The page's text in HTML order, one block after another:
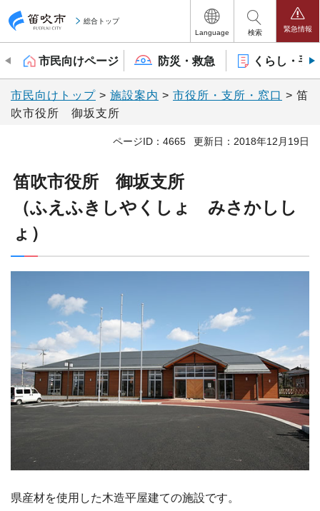
笛吹市
総合トップ
Language
検索 緊急情報
市民向けページ 防災・救急 くらし・手
市民向けトップ > 施設案内 > 市役所・支所・窓口 > 笛
吹市役所 御坂支所
ページID：4665 更新日：2018年12月19日
笛吹市役所 御坂支所
（ふえふきしやくしょ みさかしし
ょ）
県産材を使用した木造平屋建ての施設です。